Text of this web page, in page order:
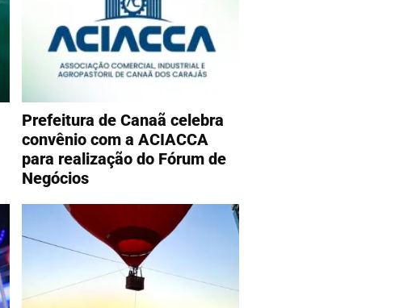
Prefeitura de Canaã celebra
convênio com a ACIACCA
para realização do Fórum de
Negócios